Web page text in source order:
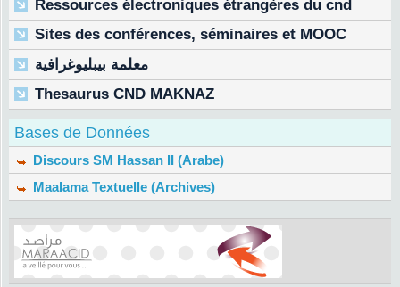
Ressources électroniques étrangères du cnd
Sites des conférences, séminaires et MOOC
معلمة بيبليوغرافية
Thesaurus CND MAKNAZ
Bases de Données
Discours SM Hassan II (Arabe)
Maalama Textuelle (Archives)